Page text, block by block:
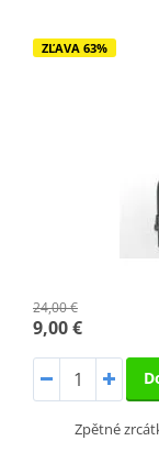
ZĽAVA 63%
24,00 €
9,00 €
Zpětné